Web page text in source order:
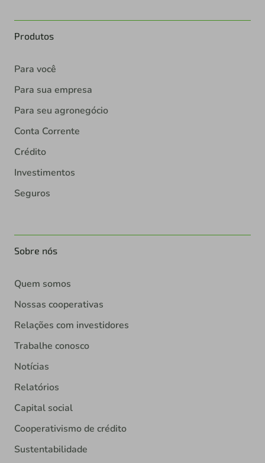
Produtos
Para você
Para sua empresa
Para seu agronegócio
Conta Corrente
Crédito
Investimentos
Seguros
Sobre nós
Quem somos
Nossas cooperativas
Relações com investidores
Trabalhe conosco
Notícias
Relatórios
Capital social
Cooperativismo de crédito
Sustentabilidade